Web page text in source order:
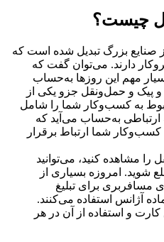
چیست؟
صنایع بزرگ تبدیل شده است که
دارند. می‌توان گفت که
مهم این روزها به‌حساب
پیک و حمل‌ونقل جزو یکی از
به کسب‌وکار شما را شامل
به‌حساب می‌آید که
کسب‌وکار شما ارتباط برقرار
مشاهده کنید، می‌توانید
شوید. امروزه بسیاری از
برای تبلیغ
آژانس استفاده می‌کنند.
و استفاده از آن در هر